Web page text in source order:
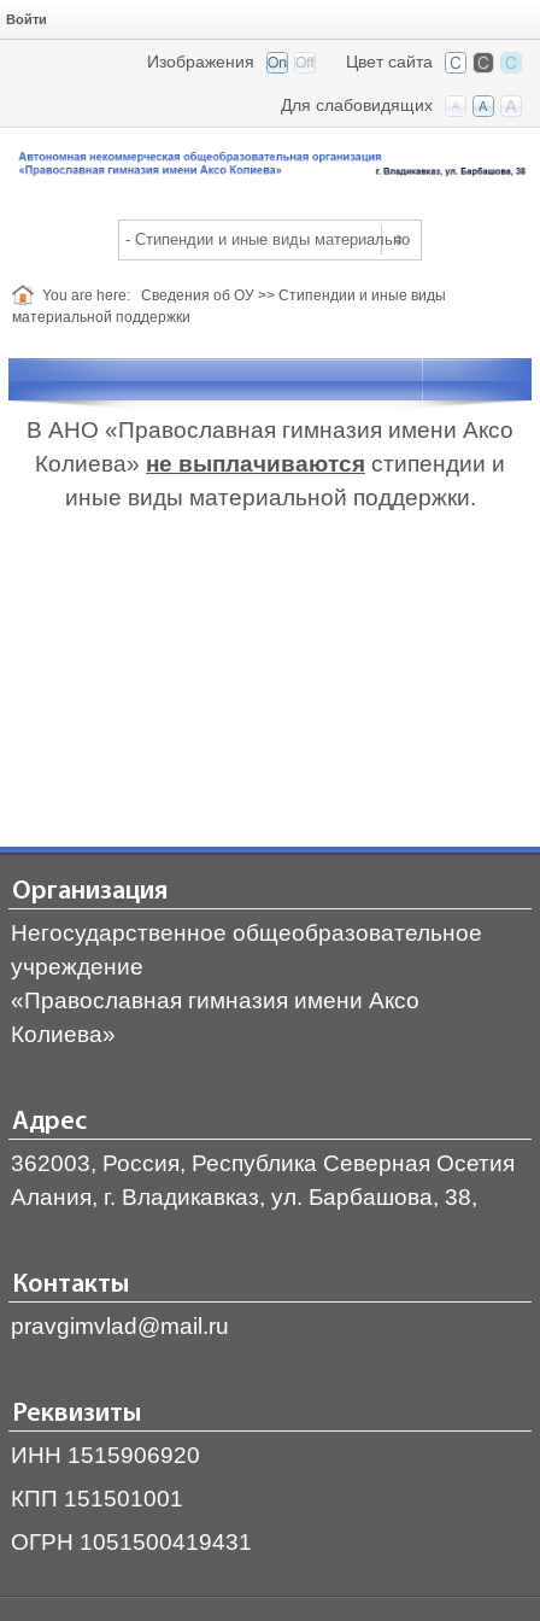
Войти
Цвет сайта
Изображения
Для слабовидящих
You are here: Сведения об ОУ >> Стипендии и иные виды
материальной поддержки
В АНО «Православная гимназия имени Аксо
Колиева» не выплачиваются стипендии и
иные виды материальной поддержки.
Организация
Негосударственное общеобразовательное
учреждение
«Православная гимназия имени Аксо
Колиева»
Адрес
362003, Россия, Республика Северная Осетия
Алания, г. Владикавказ, ул. Барбашова, 38,
Контакты
pravgimvlad@mail.ru
Реквизиты
ИНН 1515906920
КПП 151501001
ОГРН 1051500419431